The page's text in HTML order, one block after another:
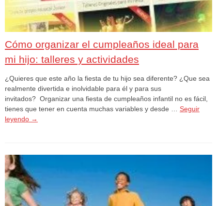
Cómo organizar el cumpleaños ideal para
mi hijo: talleres y actividades
¿Quieres que este año la fiesta de tu hijo sea diferente? ¿Que sea
realmente divertida e inolvidable para él y para sus
invitados? Organizar una fiesta de cumpleaños infantil no es fácil,
tienes que tener en cuenta muchas variables y desde … Seguir
leyendo →